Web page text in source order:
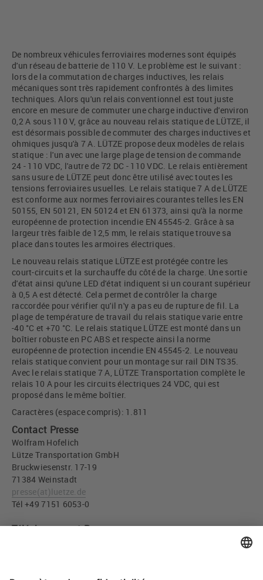
De nombreux véhicules ferroviaires modernes sont équipés
d'un réseau de batterie de 110 V. Le problème est le suivant :
lors de la commutation de charges inductives, les relais
mécaniques sont très rapidement confrontés à des limites
techniques. Alors qu'un relais conventionnel est tout juste
encore en mesure de commuter une charge inductive d'environ
0,2 A sous 110 V, grâce au nouveau relais statique de LÜTZE, il
est désormais possible de commuter des charges inductives et
ohmiques jusqu'à 7 A. LÜTZE propose deux modèles de relais
statique : l'un avec une large plage de tension de commande
24 - 110 VDC, l'autre de 72 DC - 110 VDC. Le relais entièrement
sans usure de LÜTZE peut donc être utilisé avec toutes les
tensions ferroviaires usuelles. Le relais statique 7 A de LÜTZE
est conforme aux normes ferroviaires courantes telles les EN
50155, EN 50121, EN 50124 et EN 61373, ainsi qu'à la norme
européenne de protection incendie EN 45545-2. Grâce à sa
largeur très faible de 12,5 mm, le relais statique trouve sa
place dans toutes les armoires électriques.
Le nouveau relais statique LÜTZE est protégée contre les
court-circuits et la surchauffe du côté de la charge. Une sortie
d'état ainsi qu'une LED d'état indiquent si un courant supérieur
à 0,5 A est détecté. Cela permet de contrôler la charge
raccordée pour vérifier qu'il n'y a pas eu de rupture de fil. La
plage de température de travail du relais statique varie entre
-40 °C et +70 °C. Le relais statique LÜTZE est monté dans un
boîtier robuste en PC ABS et respecte ainsi la norme
européenne de protection incendie EN 45545-2. Le nouveau
relais statique convient pour un montage sur rail DIN TS35.
Avec le relais statique 7 A, LÜTZE Transportation complète le
relais 10 A pour les circuits électriques 24 VDC, qui est
proposé dans le même boîtier.
Caractères (espace compris): 1.811
Contact Presse
Wolfram Hofelich
Lütze Transportation GmbH
Bruckwiesenstr. 17-19
71384 Weinstadt
presse(at)luetze.de
Tél +49 7151 6053-0
Téléchargement Presse